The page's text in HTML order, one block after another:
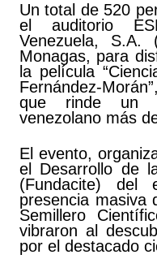
Un total de 520
el auditorio
Venezuela, S.A.
Monagas, para
la película
Fernández-
que rinde un
venezolano más
El evento,
el Desarrollo de
(Fundacite) del
presencia masiva
Semillero
vibraron al
por el destacado